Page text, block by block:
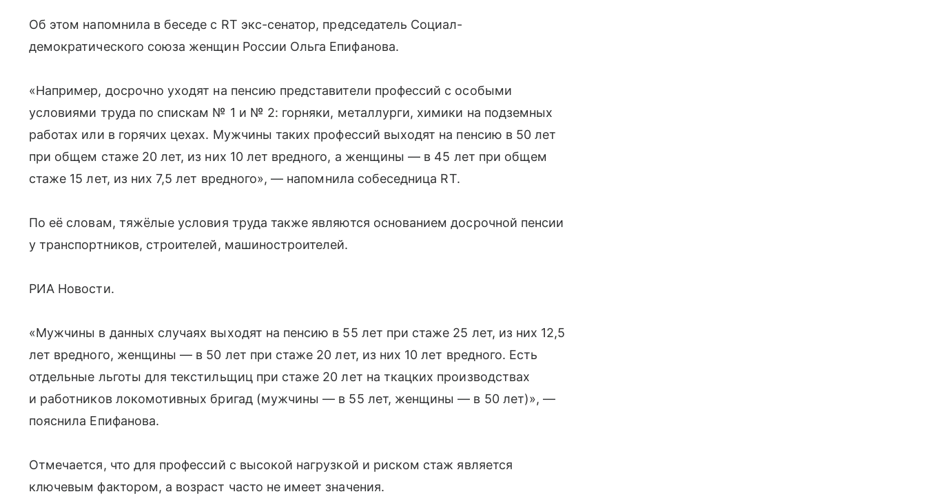
Об этом напомнила в беседе с RT экс-сенатор, председатель Социал-
демократического союза женщин России Ольга Епифанова.
«Например, досрочно уходят на пенсию представители профессий с особыми
условиями труда по спискам № 1 и № 2: горняки, металлурги, химики на подземных
работах или в горячих цехах. Мужчины таких профессий выходят на пенсию в 50 лет
при общем стаже 20 лет, из них 10 лет вредного, а женщины — в 45 лет при общем
стаже 15 лет, из них 7,5 лет вредного», — напомнила собеседница RT.
По её словам, тяжёлые условия труда также являются основанием досрочной пенсии
у транспортников, строителей, машиностроителей.
РИА Новости.
«Мужчины в данных случаях выходят на пенсию в 55 лет при стаже 25 лет, из них 12,5
лет вредного, женщины — в 50 лет при стаже 20 лет, из них 10 лет вредного. Есть
отдельные льготы для текстильщиц при стаже 20 лет на ткацких производствах
и работников локомотивных бригад (мужчины — в 55 лет, женщины — в 50 лет)», —
пояснила Епифанова.
Отмечается, что для профессий с высокой нагрузкой и риском стаж является
ключевым фактором, а возраст часто не имеет значения.